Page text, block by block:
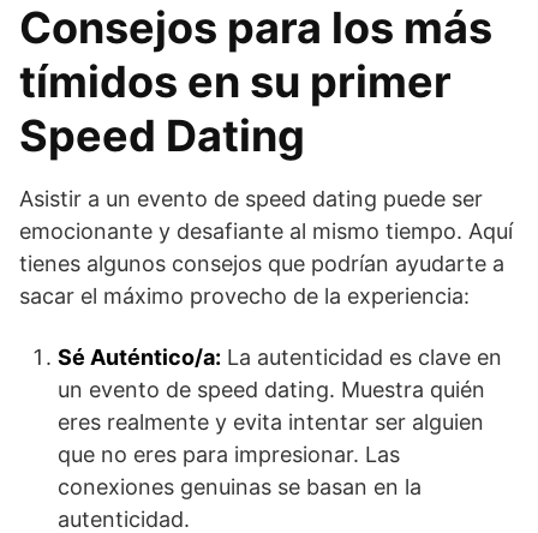
Consejos para los más
tímidos en su primer
Speed Dating
Asistir a un evento de speed dating puede ser
emocionante y desafiante al mismo tiempo. Aquí
tienes algunos consejos que podrían ayudarte a
sacar el máximo provecho de la experiencia:
Sé Auténtico/a: La autenticidad es clave en
un evento de speed dating. Muestra quién
eres realmente y evita intentar ser alguien
que no eres para impresionar. Las
conexiones genuinas se basan en la
autenticidad.